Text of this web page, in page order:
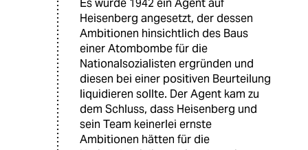
Es wurde 1942 ein Agent auf
Heisenberg angesetzt, der dessen
Ambitionen hinsichtlich des Baus
einer Atombombe für die
Nationalsozialisten ergründen und
diesen bei einer positiven Beurteilung
liquidieren sollte. Der Agent kam zu
dem Schluss, dass Heisenberg und
sein Team keinerlei ernste
Ambitionen hätten für die